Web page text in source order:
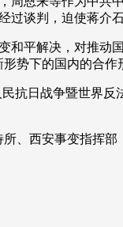
谈判，迫使蒋介
平解决，对推动
势下的国内的合
日战争暨世界反
西安事变指挥部